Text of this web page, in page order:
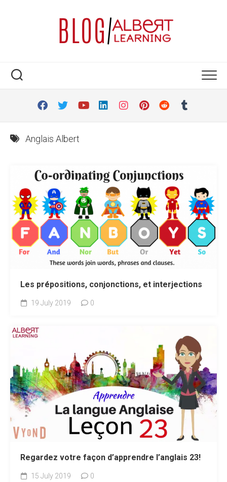
Anglais Albert
Les prépositions, conjonctions, et interjections
19 July 2019 0
Regardez votre façon d’apprendre l’anglais 23!
15 July 2019 0